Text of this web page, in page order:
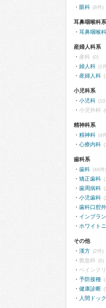
眼科 (8件)
耳鼻咽喉科系
耳鼻咽喉科
産婦人科系
産科 (0)
婦人科 (1
産婦人科
小児科系
小児科
小児外科
精神科系
精神科 (4
心療内科
歯科系
歯科 (46件)
矯正歯科
歯周病科
小児歯科
歯科口腔
インプラ
ホワイト
その他
漢方 (2件)
救急科 (0)
ペインク
予防接種
健康診断
人間ドック